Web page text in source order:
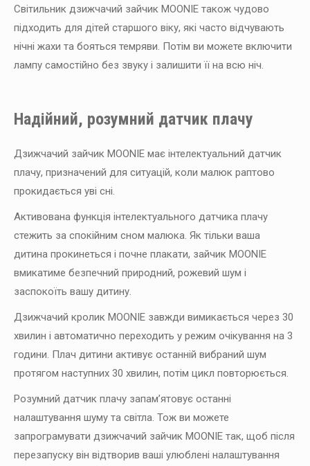
Світильник дзижчачий зайчик MOONIE також чудово
підходить для дітей старшого віку, які часто відчувають
нічні жахи та бояться темряви. Потім ви можете включити
лампу самостійно без звуку і залишити її на всю ніч.
Надійний, розумний датчик плачу
Дзижчачий зайчик MOONIE має інтелектуальний датчик
плачу, призначений для ситуацій, коли малюк раптово
прокидається уві сні.
Активована функція інтелектуального датчика плачу
стежить за спокійним сном малюка. Як тільки ваша
дитина прокинеться і почне плакати, зайчик MOONIE
вмикатиме безпечний природний, рожевий шум і
заспокоїть вашу дитину.
Дзижчачий кролик MOONIE завжди вимикається через 30
хвилин і автоматично переходить у режим очікування на 3
години. Плач дитини активує останній вибраний шум
протягом наступних 30 хвилин, потім цикл повторюється.
Розумний датчик плачу запам’ятовує останні
налаштування шуму та світла. Тож ви можете
запрограмувати дзижчачий зайчик MOONIE так, щоб після
перезапуску він відтворив ваші улюблені налаштування